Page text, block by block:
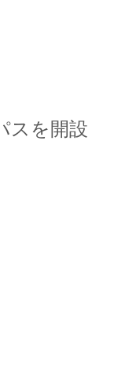
スを開設